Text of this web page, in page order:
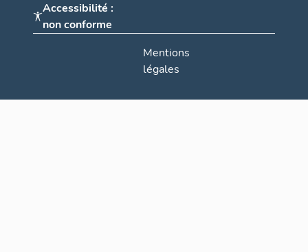
Accessibilité :
non conforme
Mentions
légales